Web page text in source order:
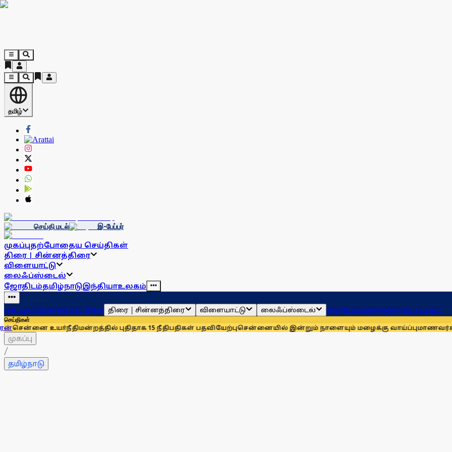
தமிழ்
செய்தி மடல் இ-பேப்பர்
முகப்புதற்போதைய செய்திகள்
திரை | சின்னத்திரை
விளையாட்டு
லைஃப்ஸ்டைல்
ஜோதிடம்தமிழ்நாடுஇந்தியாஉலகம்
முகப்புதற்போதைய செய்திகள் திரை | சின்னத்திரை விளையாட்டு லைஃப்ஸ்டைல் ஜோதிடம்தமிழ்நாடுஇந்தியாஉலகம்
செய்திகள்
புதிதாக 15 நீதிபதிகள் பதவியேற்புசென்னையில் இன்றும் நாளையும் மழைக்கு வாய்ப்புமாணவர்களுக்காக
முகப்பு
/
தமிழ்நாடு